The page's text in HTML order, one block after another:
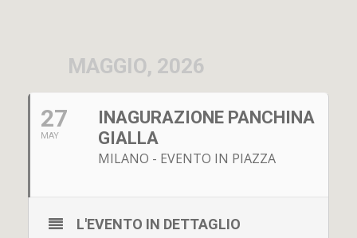
MAGGIO, 2026
27
MAY
INAGURAZIONE PANCHINA
GIALLA
MILANO - EVENTO IN PIAZZA
L'EVENTO IN DETTAGLIO